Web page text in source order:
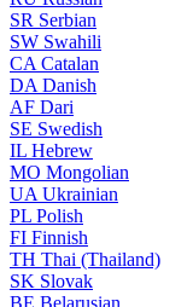
SR Serbian
SW Swahili
CA Catalan
DA Danish
AF Dari
SE Swedish
IL Hebrew
MO Mongolian
UA Ukrainian
PL Polish
FI Finnish
TH Thai (Thailand)
SK Slovak
BE Belarusian